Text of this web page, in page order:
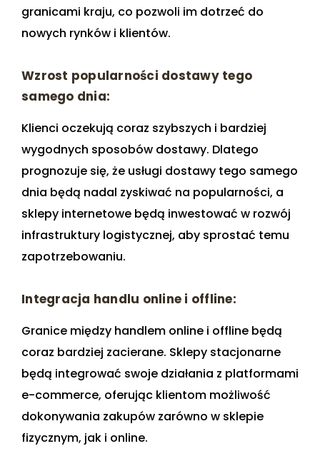
granicami kraju, co pozwoli im dotrzeć do
nowych rynków i klientów.
Wzrost popularności dostawy tego
samego dnia:
Klienci oczekują coraz szybszych i bardziej
wygodnych sposobów dostawy. Dlatego
prognozuje się, że usługi dostawy tego samego
dnia będą nadal zyskiwać na popularności, a
sklepy internetowe będą inwestować w rozwój
infrastruktury logistycznej, aby sprostać temu
zapotrzebowaniu.
Integracja handlu online i offline:
Granice między handlem online i offline będą
coraz bardziej zacierane. Sklepy stacjonarne
będą integrować swoje działania z platformami
e-commerce, oferując klientom możliwość
dokonywania zakupów zarówno w sklepie
fizycznym, jak i online.